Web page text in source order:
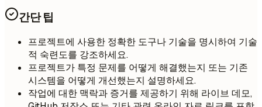
간단 팁
프로젝트에 사용한 정확한 도구나 기술을 명시하여 기술
적 숙련도를 강조하세요.
프로젝트가 특정 문제를 어떻게 해결했는지 또는 기존
시스템을 어떻게 개선했는지 설명하세요.
작업에 대한 맥락과 증거를 제공하기 위해 라이브 데모,